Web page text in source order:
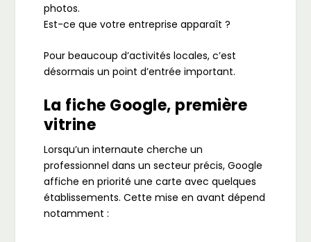
photos.
Est-ce que votre entreprise apparaît ?
Pour beaucoup d’activités locales, c’est
désormais un point d’entrée important.
La fiche Google, première
vitrine
Lorsqu’un internaute cherche un
professionnel dans un secteur précis, Google
affiche en priorité une carte avec quelques
établissements. Cette mise en avant dépend
notamment :